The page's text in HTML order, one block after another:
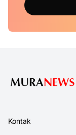
Kontak